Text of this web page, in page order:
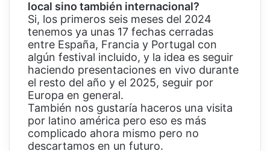
local sino también internacional?
Si, los primeros seis meses del 2024
tenemos ya unas 17 fechas cerradas
entre España, Francia y Portugal con
algún festival incluido, y la idea es seguir
haciendo presentaciones en vivo durante
el resto del año y el 2025, seguir por
Europa en general.
También nos gustaría haceros una visita
por latino américa pero eso es más
complicado ahora mismo pero no
descartamos en un futuro.